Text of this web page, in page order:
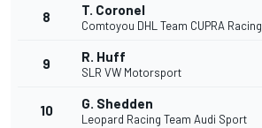
8 T. Coronel
Comtoyou DHL Team CUPRA Racing
9 R. Huff
SLR VW Motorsport
10 G. Shedden
Leopard Racing Team Audi Sport